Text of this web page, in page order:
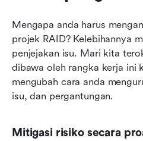
Mengapa anda harus
projek RAID? Kelebihannya
penjejakan isu. Mari kita
dibawa oleh rangka kerja ini
mengubah cara anda
isu, dan pergantungan.
Mitigasi risiko secara